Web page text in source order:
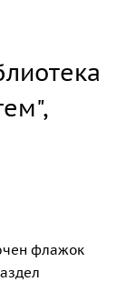
флажок